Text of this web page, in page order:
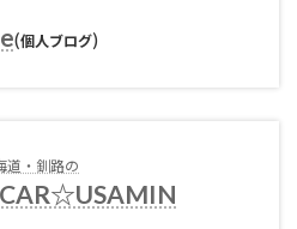
(個人ブログ)
道・釧路の